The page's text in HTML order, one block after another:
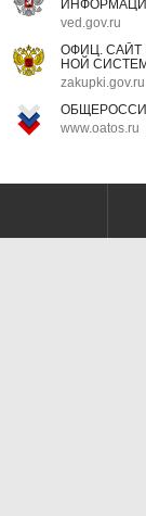
ved.gov.ru
ОФИЦ.
НОЙ
zakupki.gov.ru
www.oatos.ru